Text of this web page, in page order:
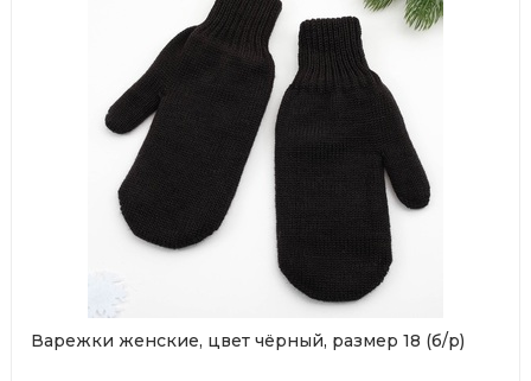
Варежки женские, цвет чёрный, размер 18 (б/р)